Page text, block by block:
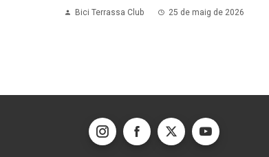
Bici Terrassa Club 25 de maig de 2026